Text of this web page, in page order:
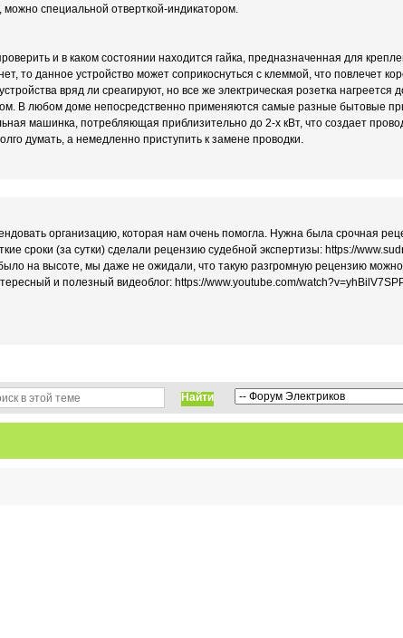
можно специальной отверткой-индикатором.
и в каком состоянии находится гайка, предназначенная для
то данное устройство может соприкоснуться с клеммой, что повлечет
вряд ли среагируют, но все же электрическая розетка нагреется
В любом доме непосредственно применяются самые разные бытовые
машинка, потребляющая приблизительно до 2-х кВт, что создает
думать, а немедленно приступить к замене проводки.
организацию, которая нам очень помогла. Нужна была срочная
сроки (за сутки) сделали рецензию судебной экспертизы: https://
на высоте, мы даже не ожидали, что такую разгромную рецензию можно
и полезный видеоблог: https://www.youtube.com/
Найти